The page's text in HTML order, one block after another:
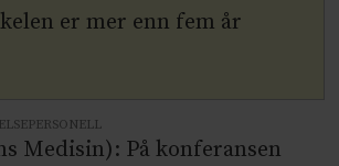
er mer enn fem år
Medisin): På konferansen